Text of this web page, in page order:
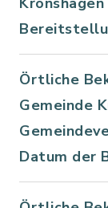
Örtliche
Gemeinde
Datum der